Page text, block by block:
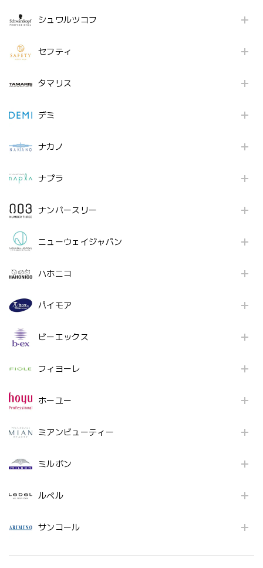
シュワルツコフ
セフティ
タマリス
デミ
ナカノ
ナプラ
ナンバースリー
ニューウェイジャパン
ハホニコ
パイモア
ビーエックス
フィヨーレ
ホーユー
ミアンビューティー
ミルボン
ルベル
サンコール